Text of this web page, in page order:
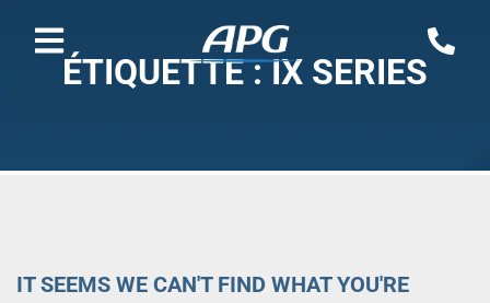
ÉTIQUETTE : IX SERIES
IT SEEMS WE CAN'T FIND WHAT YOU'RE